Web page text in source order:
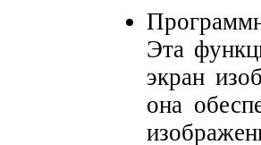
Эта
экран
она